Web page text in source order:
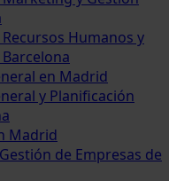
Humanos y
en Madrid
y Planificación
Madrid
de Empresas de